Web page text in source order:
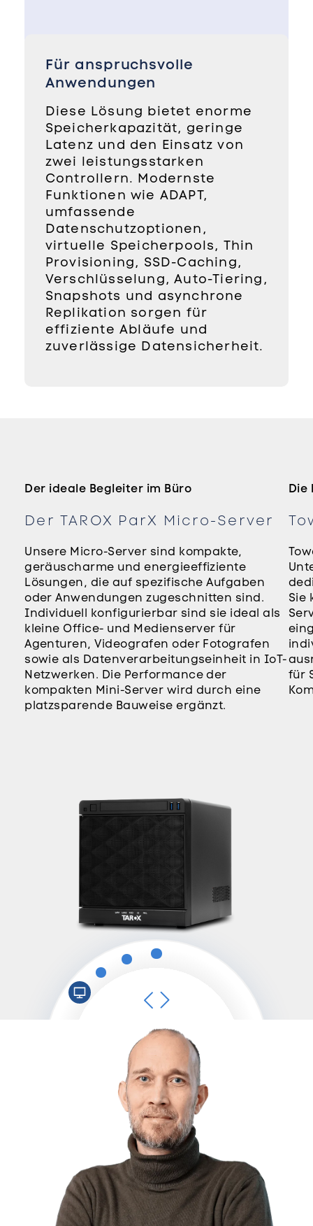
Für anspruchsvolle
Anwendungen
Diese Lösung bietet enorme
Speicherkapazität, geringe
Latenz und den Einsatz von
zwei leistungsstarken
Controllern. Modernste
Funktionen wie ADAPT,
umfassende
Datenschutzoptionen,
virtuelle Speicherpools, Thin
Provisioning, SSD-Caching,
Verschlüsselung, Auto-Tiering,
Snapshots und asynchrone
Replikation sorgen für
effiziente Abläufe und
zuverlässige Datensicherheit.
Der ideale Begleiter im Büro
Der TAROX ParX Micro-Server
Unsere Micro-Server sind kompakte,
geräuscharme und energieeffiziente
Lösungen, die auf spezifische Aufgaben
oder Anwendungen zugeschnitten sind.
Individuell konfigurierbar sind sie ideal als
kleine Office- und Medienserver für
Agenturen, Videografen oder Fotografen
sowie als Datenverarbeitungseinheit in IoT-
Netzwerken. Die Performance der
kompakten Mini-Server wird durch eine
platzsparende Bauweise ergänzt.
Die
Sie
für